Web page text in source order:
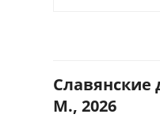
Славянские
М., 2026